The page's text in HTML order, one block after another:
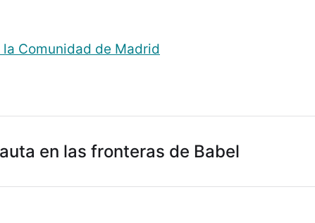
Comunidad de Madrid
en las fronteras de Babel